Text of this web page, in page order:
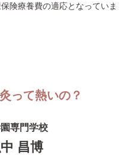
険療養費の適応となっていま
って熱いの？
専門学校
昌博